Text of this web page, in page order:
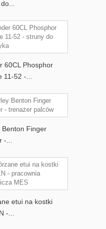
60CL Phosphor
11-52 -...
Benton Finger
...
etui na kostki
-...